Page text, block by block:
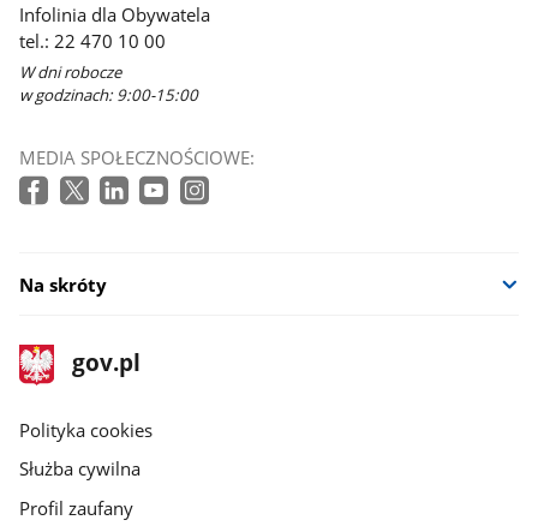
Infolinia dla Obywatela
tel.: 22 470 10 00
W dni robocze
w godzinach: 9:00-15:00
MEDIA SPOŁECZNOŚCIOWE:
Na skróty
stopka
gov.pl
Strona
gov.pl
gov.pl
Polityka cookies
Służba cywilna
Profil zaufany